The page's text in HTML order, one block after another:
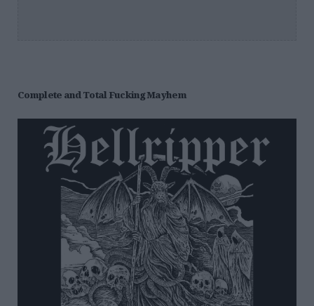
Complete and Τotal Fucking Mayhem